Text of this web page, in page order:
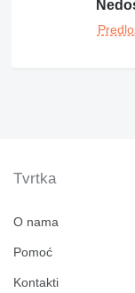
Tvrtka
O nama
Pomoć
Kontakti